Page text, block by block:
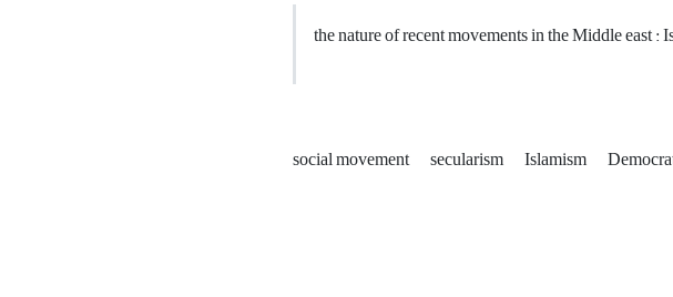
the nature of recent movements in the Middle east :
social movement secularism Islamism